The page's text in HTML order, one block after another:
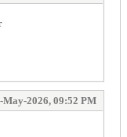
May-2026, 09:52 PM